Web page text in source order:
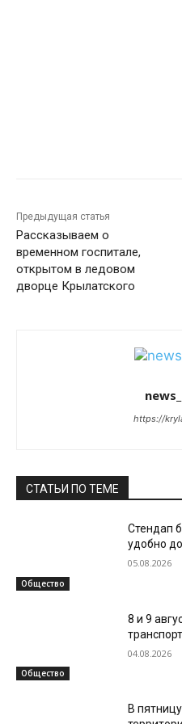
Предыдущая статья
Рассказываем о
временном госпитале,
открытом в ледовом
дворце Крылатского
https://
СТАТЬИ ПО ТЕМЕ
Общество
Стендап
удобно
05.08.2026
Общество
8 и 9
04.08.2026
В